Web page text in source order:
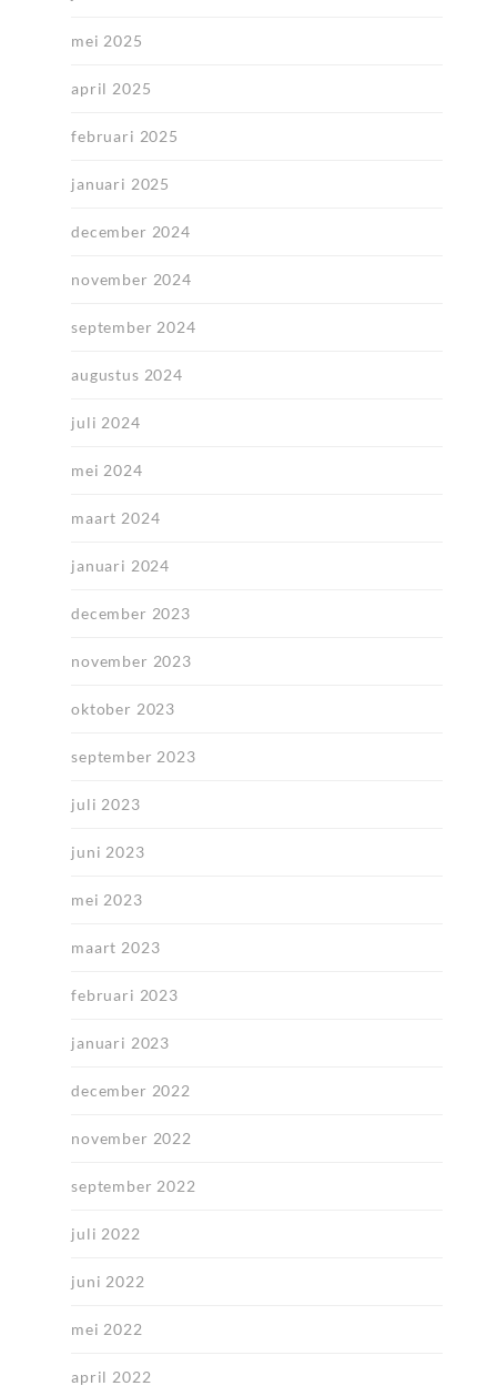
mei 2025
april 2025
februari 2025
januari 2025
december 2024
november 2024
september 2024
augustus 2024
juli 2024
mei 2024
maart 2024
januari 2024
december 2023
november 2023
oktober 2023
september 2023
juli 2023
juni 2023
mei 2023
maart 2023
februari 2023
januari 2023
december 2022
november 2022
september 2022
juli 2022
juni 2022
mei 2022
april 2022